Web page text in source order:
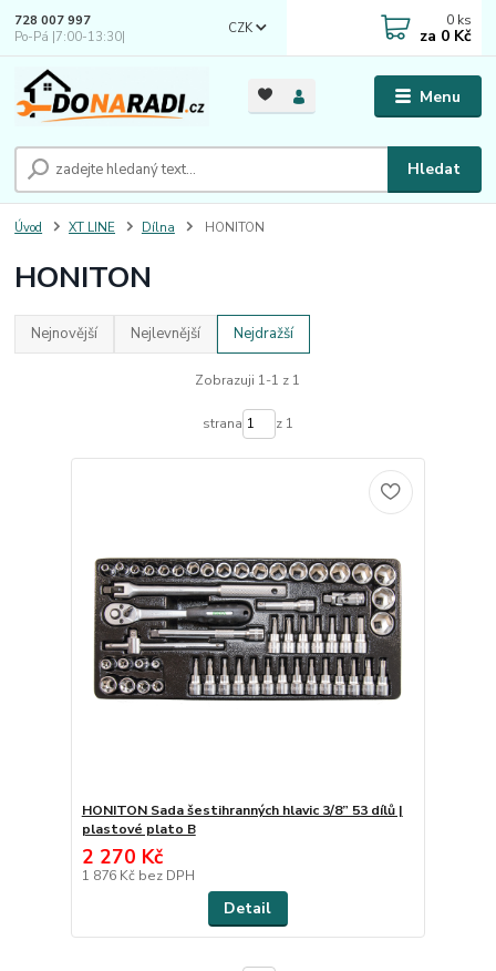
Menu
CZK
Hledat
728 007 997
Po-Pá |7:00-13:30|
0 ks
za 0 Kč
Úvod XT LINE Dílna HONITON
HONITON
Nejnovější Nejlevnější Nejdražší
Zobrazuji 1-1 z 1
strana z 1
HONITON Sada šestihranných hlavic 3/8” 53 dílů |
plastové plato B
2 270 Kč
1 876 Kč bez DPH
Detail